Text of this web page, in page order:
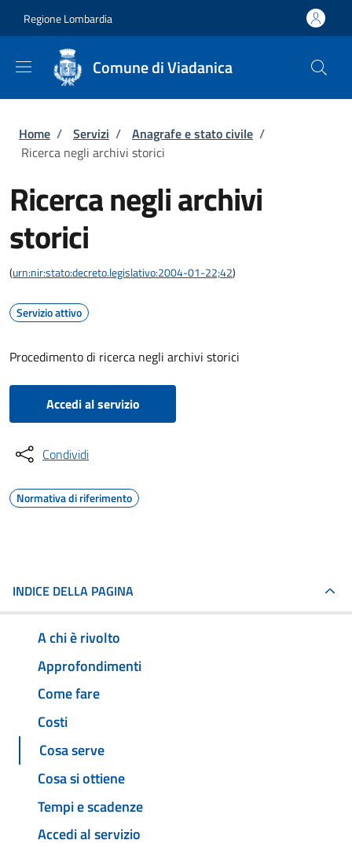
Regione Lombardia
Comune di Viadanica
Briciole di pane
Home / Servizi / Anagrafe e stato civile /
Ricerca negli archivi storici
Ricerca negli archivi
storici
(urn:nir:stato:decreto.legislativo:2004-01-22;42)
Servizio attivo
Procedimento di ricerca negli archivi storici
Accedi al servizio
Condividi
Normativa di riferimento
INDICE DELLA PAGINA
A chi è rivolto
Approfondimenti
Come fare
Costi
Cosa serve
Cosa si ottiene
Tempi e scadenze
Accedi al servizio